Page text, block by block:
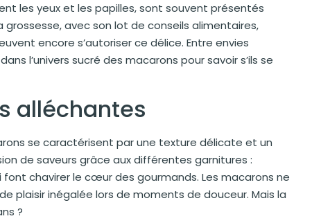
les yeux et les papilles, sont souvent présentés
avec son lot de conseils alimentaires,
encore s’autoriser ce délice. Entre envies
l’univers sucré des macarons pour savoir s’ils se
alléchantes
se caractérisent par une texture délicate et un
de saveurs grâce aux différentes garnitures :
chavirer le cœur des gourmands. Les macarons ne
plaisir inégalée lors de moments de douceur. Mais la
?